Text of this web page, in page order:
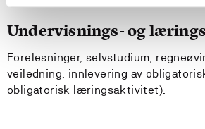
Undervisnings- og
Forelesninger, selvstudium,
veiledning, innlevering av
obligatorisk læringsaktivitet).